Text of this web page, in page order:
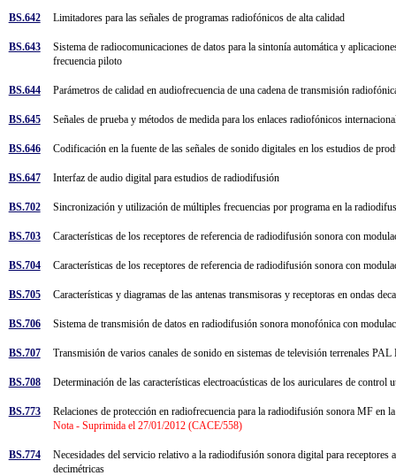
BS.642 Limitadores para las señales de programas radiofónicos de alta calidad
BS.643
Sistema de radiocomunicaciones de datos para la sintonía automática y
frecuencia piloto
BS.644 Parámetros de calidad en audiofrecuencia de una cadena de transmisión
BS.645 Señales de prueba y métodos de medida para los enlaces radiofónicos
BS.646 Codificación en la fuente de las señales de sonido digitales en los estudios de
BS.647 Interfaz de audio digital para estudios de radiodifusión
BS.702 Sincronización y utilización de múltiples frecuencias por programa en la
BS.703 Características de los receptores de referencia de radiodifusión sonora con
BS.704 Características de los receptores de referencia de radiodifusión sonora con
BS.705 Características y diagramas de las antenas transmisoras y receptoras en ondas
BS.706 Sistema de transmisión de datos en radiodifusión sonora monofónica con
BS.707 Transmisión de varios canales de sonido en sistemas de televisión terrenales
BS.708 Determinación de las características electroacústicas de los auriculares de
BS.773
Relaciones de protección en radiofrecuencia para la radiodifusión sonora MF
Nota - Suprimida el 27/01/2012 (CACE/558)
BS.774
Necesidades del servicio relativo a la radiodifusión sonora digital para
decimétricas